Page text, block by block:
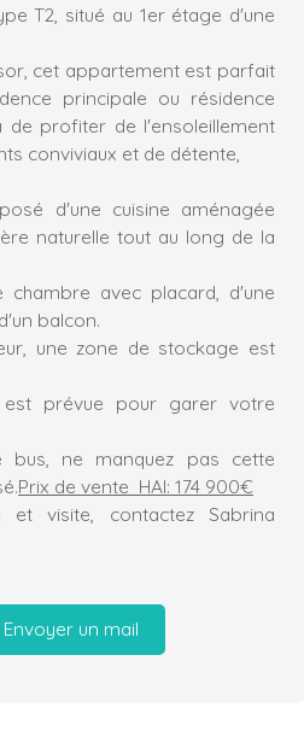
T2, situé au 1er étage d'une
cet appartement est parfait
principale ou résidence
de profiter de l'ensoleillement
conviviaux et de détente,
d'une cuisine aménagée
naturelle tout au long de la
avec placard, d'une
balcon.
une zone de stockage est
prévue pour garer votre
bus, ne manquez pas cette
Prix de vente HAI: 174 900€
et visite, contactez Sabrina
Envoyer un mail